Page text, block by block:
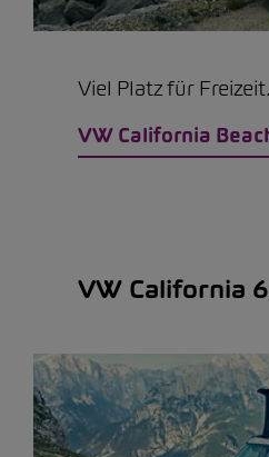
Viel Platz für Freizeit.
VW California
VW California